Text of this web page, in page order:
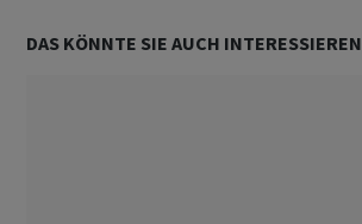
DAS KÖNNTE SIE AUCH INTERESSIEREN